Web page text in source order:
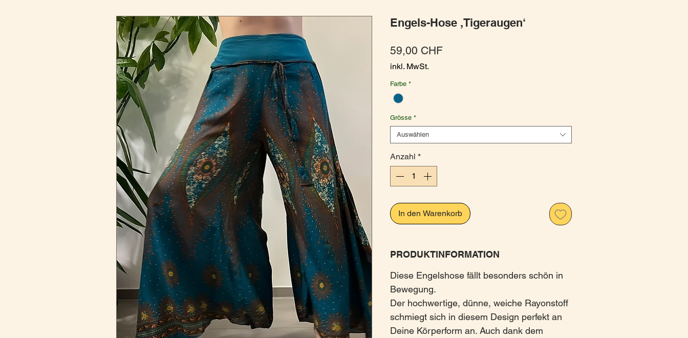
Engels-Hose ,Tigeraugen‘
59,00 CHFPreis
inkl. MwSt.
Farbe *
Grösse *
Auswählen
Anzahl *
In den Warenkorb
PRODUKTINFORMATION
Diese Engelshose fällt besonders schön in
Bewegung.
Der hochwertige, dünne, weiche Rayonstoff
schmiegt sich in diesem Design perfekt an
Deine Körperform an. Auch dank dem